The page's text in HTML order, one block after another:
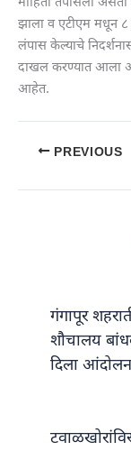
झाला व एटीएम मधून ८
लंपास केल्याचे
दाखल करण्यात आला
आहेत.
PREVIOUS
गंगापूर
शौचालय
दिला